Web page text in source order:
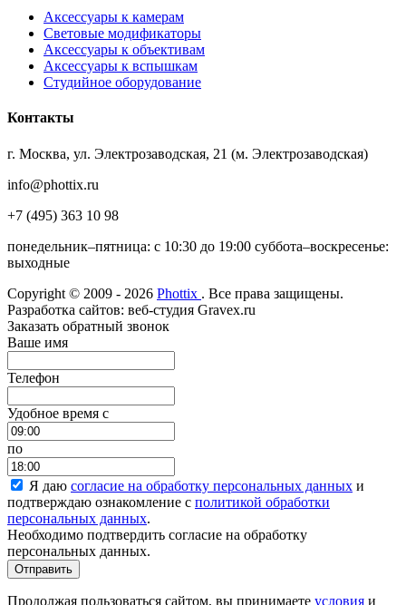
Аксессуары к камерам
Световые модификаторы
Аксессуары к объективам
Аксессуары к вспышкам
Студийное оборудование
Контакты
г. Москва, ул. Электрозаводская, 21 (м. Электрозаводская)
info@phottix.ru
+7 (495) 363 10 98
понедельник–пятница: с 10:30 до 19:00 суббота–воскресенье:
выходные
Copyright © 2009 - 2026 Phottix . Все права защищены.
Разработка сайтов: веб-студия Gravex.ru
Заказать обратный звонок
Ваше имя
Телефон
Удобное время c
по
Я даю согласие на обработку персональных данных и
подтверждаю ознакомление с политикой обработки
персональных данных.
Необходимо подтвердить согласие на обработку
персональных данных.
Отправить
Продолжая пользоваться сайтом, вы принимаете условия и